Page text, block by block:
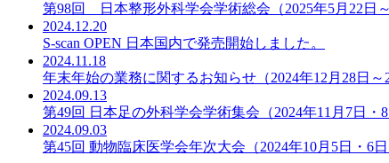
第98回 日本整形外科学会学術総会（2025年5月22日
2024.12.20
S-scan OPEN 日本国内で発売開始しました。
2024.11.18
年末年始の業務に関するお知らせ（2024年12月28日～
2024.09.13
第49回 日本足の外科学会学術集会（2024年11月7日・
2024.09.03
第45回 動物臨床医学会年次大会（2024年10月5日・6